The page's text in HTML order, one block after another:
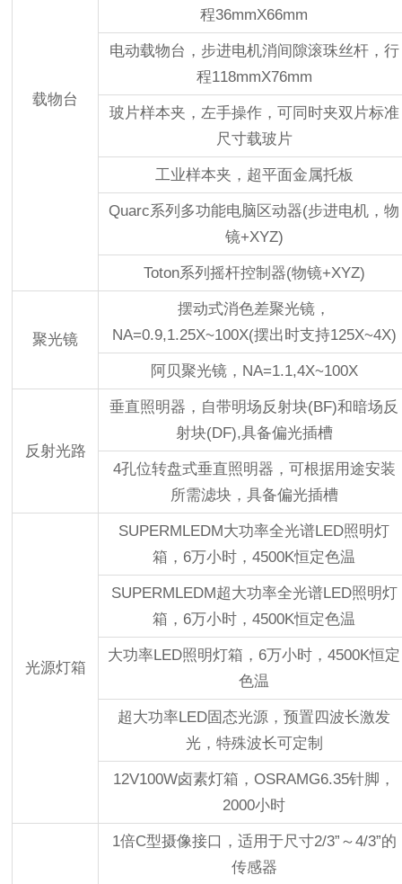
载物台
程36mmX66mm
电动载物台，步进电机消间隙滚珠丝杆，行
程118mmX76mm
玻片样本夹，左手操作，可同时夹双片标准
尺寸载玻片
工业样本夹，超平面金属托板
Quarc系列多功能电脑区动器(步进电机，物
镜+XYZ)
Toton系列摇杆控制器(物镜+XYZ)
聚光镜
摆动式消色差聚光镜，
NA=0.9,1.25X~100X(摆出时支持125X~4X)
阿贝聚光镜，NA=1.1,4X~100X
反射光路
垂直照明器，自带明场反射块(BF)和暗场反
射块(DF),具备偏光插槽
4孔位转盘式垂直照明器，可根据用途安装
所需滤块，具备偏光插槽
光源灯箱
SUPERMLEDM大功率全光谱LED照明灯
箱，6万小时，4500K恒定色温
SUPERMLEDM超大功率全光谱LED照明灯
箱，6万小时，4500K恒定色温
大功率LED照明灯箱，6万小时，4500K恒定
色温
超大功率LED固态光源，预置四波长激发
光，特殊波长可定制
12V100W卤素灯箱，OSRAMG6.35针脚，
2000小时
1倍C型摄像接口，适用于尺寸2/3”～4/3”的
传感器